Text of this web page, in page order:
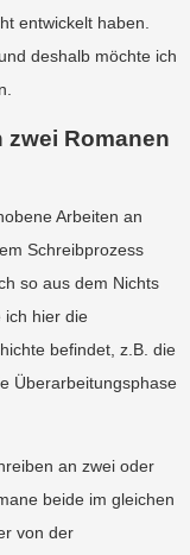
entwickelt haben.
deshalb möchte ich
zwei Romanen
Arbeiten an
Schreibprozess
so aus dem Nichts
ich hier die
befindet, z.B. die
Überarbeitungsphase
an zwei oder
beide im gleichen
von der